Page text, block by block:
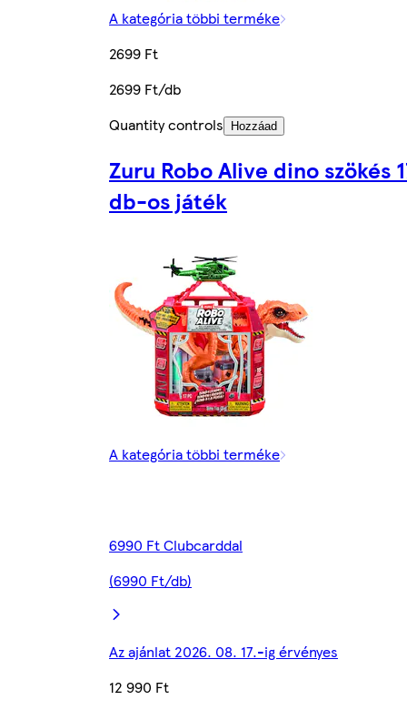
A kategória többi terméke
2699 Ft
2699 Ft/db
Quantity controls
Hozzáad
Zuru Robo Alive dino szökés
db-os játék
A kategória többi terméke
6990 Ft Clubcarddal
(6990 Ft/db)
Az ajánlat 2026. 08. 17.-ig érvényes
12 990 Ft